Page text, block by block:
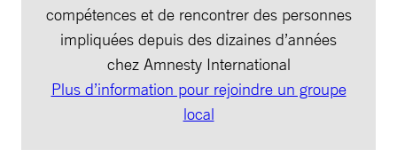
compétences et de rencontrer des personnes
impliquées depuis des dizaines d’années
chez Amnesty International
Plus d’information pour rejoindre un groupe
local